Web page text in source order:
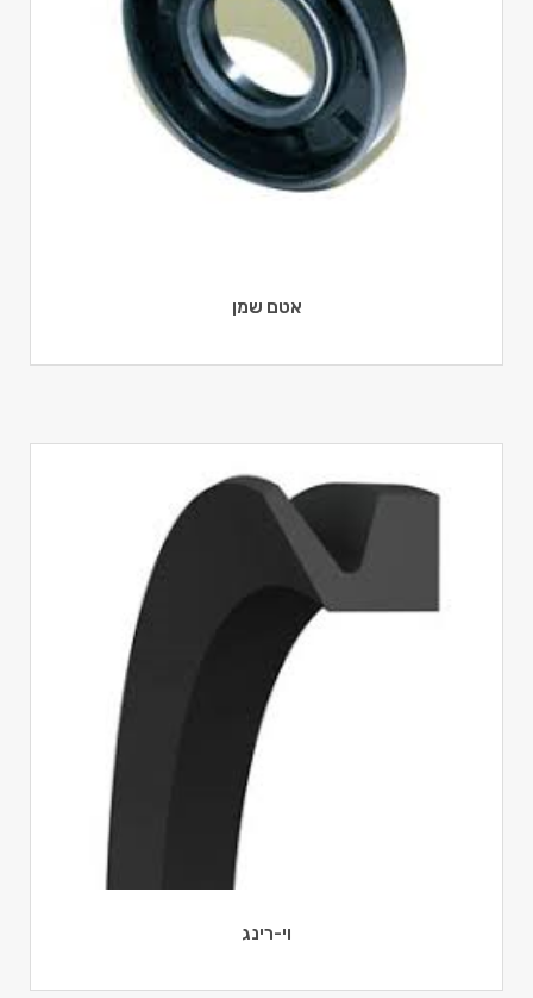
אטם שמן
וי-רינג